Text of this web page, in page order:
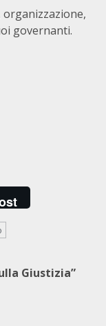
organizzazione,
governanti.
Giustizia”